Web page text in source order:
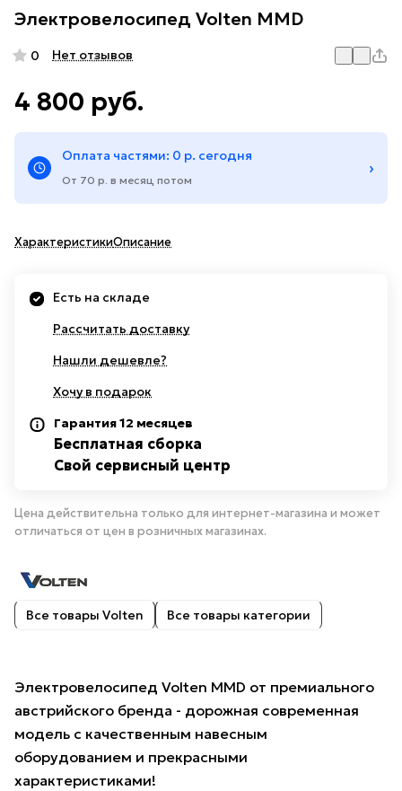
Электровелосипед Volten MMD
0 Нет отзывов
4 800 руб.
Оплата частями: 0 р. сегодня
От 70 р. в месяц потом
›
ХарактеристикиОписание
Есть на складе
Рассчитать доставку
Нашли дешевле?
Хочу в подарок
Гарантия 12 месяцев
Бесплатная сборка
Свой сервисный центр
Цена действительна только для интернет-магазина и может
отличаться от цен в розничных магазинах.
Все товары Volten Все товары категории
Электровелосипед Volten MMD от премиального
австрийского бренда - дорожная современная
модель с качественным навесным
оборудованием и прекрасными
характеристиками!